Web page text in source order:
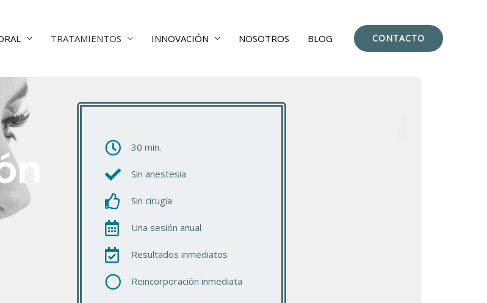
TRATAMIENTOS INNOVACIÓN NOSOTROS BLOG CONTACTO
30 min.
Sin anestesia
Sin cirugía
Una sesión anual
Resultados inmediatos
Reincorporación inmediata